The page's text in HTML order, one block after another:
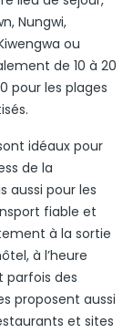
Nungwi,
ou
de 10 à 20
pour les plages
idéaux pour
de la
aussi pour les
fiable et
à la sortie
à l’heure
parfois des
proposent aussi
et sites